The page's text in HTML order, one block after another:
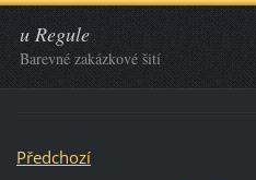
u Regule
Barevné zakázkové šití
Předchozí